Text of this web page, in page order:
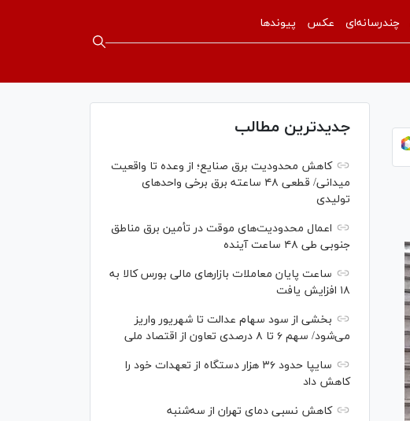
چندرسانه‌ای عکس پیوندها
جدیدترین مطالب
کاهش محدودیت برق صنایع؛ از وعده تا واقعیت
میدانی/ قطعی ۴۸ ساعته برق برخی واحد‌های
تولیدی
اعمال محدودیت‌های موقت در تأمین برق مناطق
جنوبی طی ۴۸ ساعت آینده
ساعت پایان معاملات بازار‌های مالی بورس کالا به
۱۸ افزایش یافت
بخشی از سود سهام عدالت تا شهریور واریز
می‌شود/ سهم ۶ تا ۸ درصدی تعاون از اقتصاد ملی
سایپا حدود ۳۶ هزار دستگاه از تعهدات خود را
کاهش داد
کاهش نسبی دمای تهران از سه‌شنبه